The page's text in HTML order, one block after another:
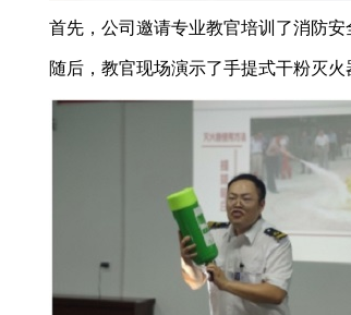
首先，公司邀请专业教官培训了消防
随后，教官现场演示了手提式干粉灭